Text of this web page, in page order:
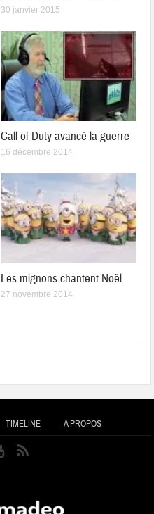
30 janvier 2015
Call of Duty avancé la guerre
16 décembre 2014
Les mignons chantent Noël
27 novembre 2014
TIMELINE A PROPOS